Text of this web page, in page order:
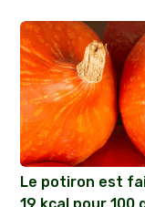
Le potiron est